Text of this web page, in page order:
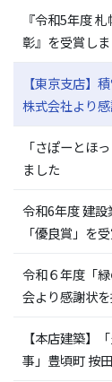
『令和5年度
彰』を受賞し
【東京支店】
株式会社より
「さぽーとほ
ました
令和6年度 建
「優良賞」を
令和６年度「
会より感謝状
【本店建築】
事」豊頃町 按